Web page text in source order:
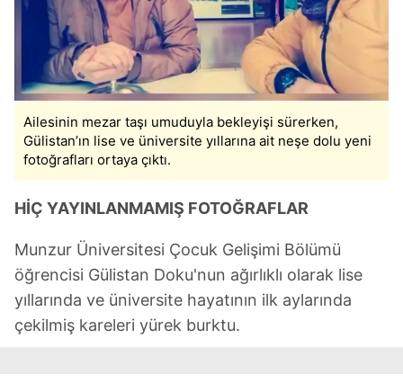
Ailesinin mezar taşı umuduyla bekleyişi sürerken,
Gülistan’ın lise ve üniversite yıllarına ait neşe dolu yeni
fotoğrafları ortaya çıktı.
HİÇ YAYINLANMAMIŞ FOTOĞRAFLAR
Munzur Üniversitesi Çocuk Gelişimi Bölümü
öğrencisi Gülistan Doku'nun ağırlıklı olarak lise
yıllarında ve üniversite hayatının ilk aylarında
çekilmiş kareleri yürek burktu.